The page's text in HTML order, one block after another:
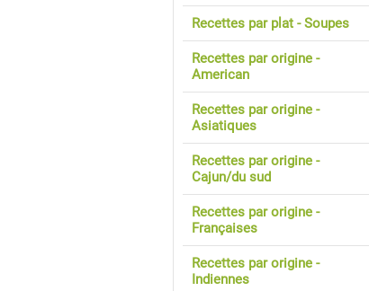
Recettes par plat - Soupes
Recettes par origine -
American
Recettes par origine -
Asiatiques
Recettes par origine -
Cajun/du sud
Recettes par origine -
Françaises
Recettes par origine -
Indiennes